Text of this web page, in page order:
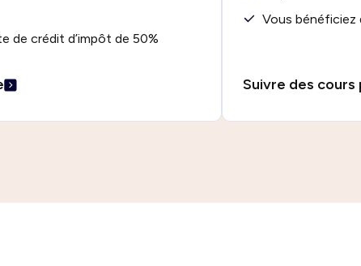
de crédit d’impôt de 50%
Vous bénéficiez
Suivre des